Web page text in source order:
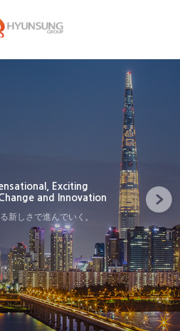
Exciting
and Innovation
新しさで進んでいく。